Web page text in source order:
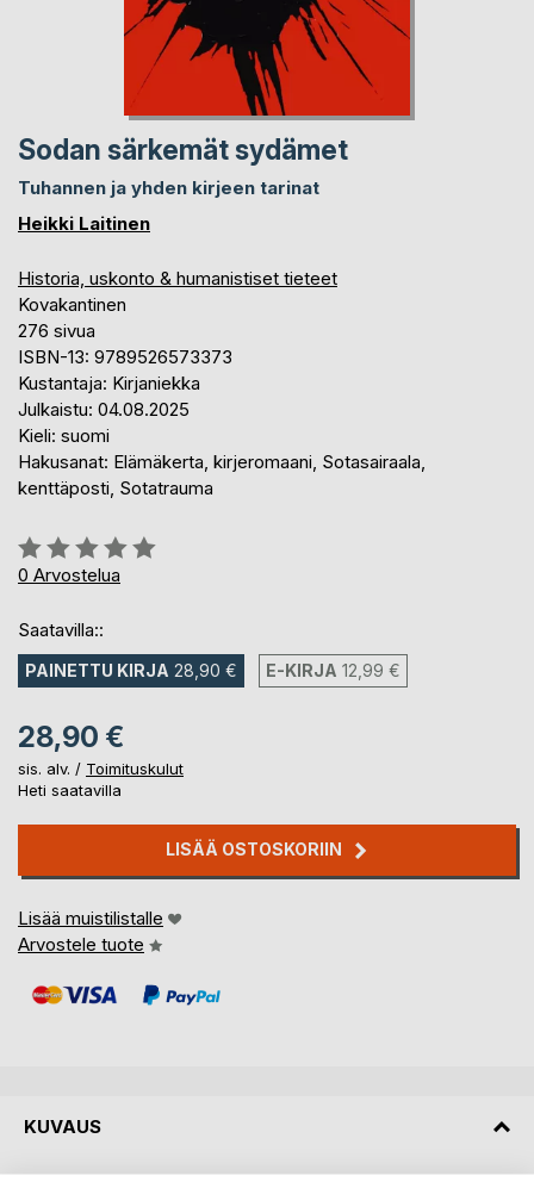
Sodan särkemät sydämet
Tuhannen ja yhden kirjeen tarinat
Heikki Laitinen
Historia, uskonto & humanistiset tieteet
Kovakantinen
276 sivua
ISBN-13: 9789526573373
Kustantaja: Kirjaniekka
Julkaistu: 04.08.2025
Kieli: suomi
Hakusanat: Elämäkerta, kirjeromaani, Sotasairaala,
kenttäposti, Sotatrauma
Arvostelu::
0%
0 Arvostelua
Saatavilla::
PAINETTU KIRJA 28,90 € E-KIRJA 12,99 €
28,90 €
sis. alv. / Toimituskulut
Heti saatavilla
LISÄÄ OSTOSKORIIN
Lisää muistilistalle
Arvostele tuote
KUVAUS